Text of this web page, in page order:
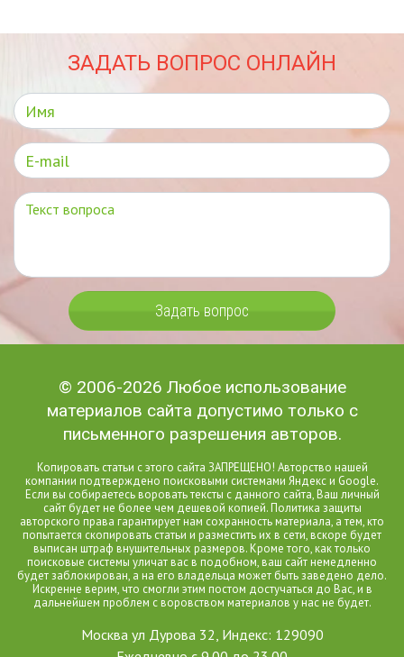
ЗАДАТЬ ВОПРОС ОНЛАЙН
Задать вопрос
© 2006-2026 Любое использование
материалов сайта допустимо только с
письменного разрешения авторов.
Копировать статьи с этого сайта ЗАПРЕЩЕНО! Авторство нашей
компании подтверждено поисковыми системами Яндекс и Google.
Если вы собираетесь воровать тексты с данного сайта, Ваш личный
сайт будет не более чем дешевой копией. Политика защиты
авторского права гарантирует нам сохранность материала, а тем, кто
попытается скопировать статьи и разместить их в сети, вскоре будет
выписан штраф внушительных размеров. Кроме того, как только
поисковые системы уличат вас в подобном, ваш сайт немедленно
будет заблокирован, а на его владельца может быть заведено дело.
Искренне верим, что смогли этим постом достучаться до Вас, и в
дальнейшем проблем с воровством материалов у нас не будет.
Москва ул Дурова 32, Индекс: 129090